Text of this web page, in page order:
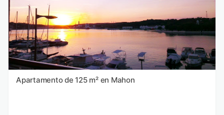
Apartamento de 125 m² en Mahon